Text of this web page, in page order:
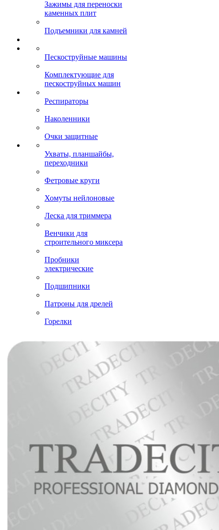
Зажимы для переноски
каменных плит
Подъемники для камней
Пескоструйные машины
Комплектующие для
пескоструйных машин
Респираторы
Наколенники
Очки защитные
Ухваты, планшайбы,
переходники
Фетровые круги
Хомуты нейлоновые
Леска для триммера
Венчики для
строительного миксера
Пробники
электрические
Подшипники
Патроны для дрелей
Горелки